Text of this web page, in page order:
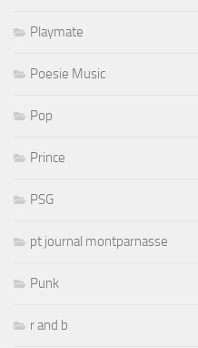
Playmate
Poesie Music
Pop
Prince
PSG
pt journal montparnasse
Punk
r and b